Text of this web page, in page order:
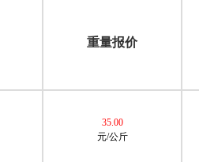
重量报价
35.00
元/公斤